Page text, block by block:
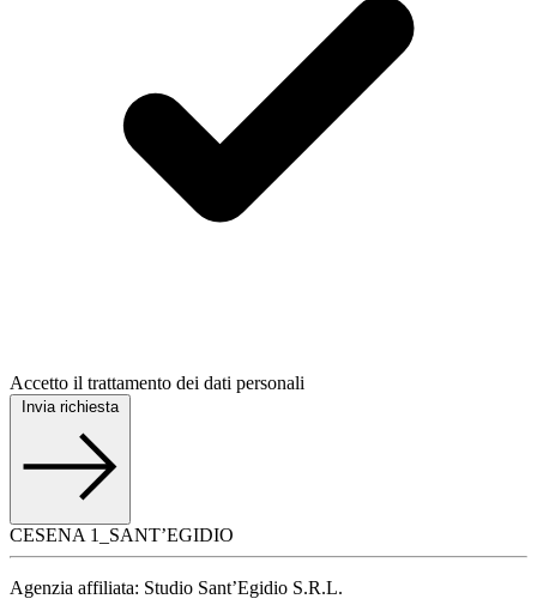
Accetto il trattamento dei dati personali
Invia richiesta
CESENA 1_SANT’EGIDIO
Agenzia affiliata: Studio Sant’Egidio S.R.L.